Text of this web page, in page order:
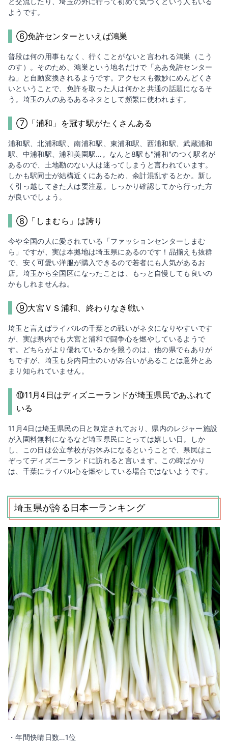
ようです。
⑥免許センターといえば鴻巣
普段は何の用事もなく、行くことがないと言われる鴻巣（こう
のす）。そのため、鴻巣という地名だけで「ああ免許センター
ね」と自動変換されるようです。アクセスも微妙にめんどくさ
いということで、免許を取った人は何かと共通の話題になるそ
う。埼玉の人のあるあるネタとして頻繁に使われます。
⑦「浦和」を冠す駅がたくさんある
浦和駅、北浦和駅、南浦和駅、東浦和駅、西浦和駅、武蔵浦和
駅、中浦和駅、浦和美園駅…。なんと8駅も"浦和"のつく駅名が
あるので、土地勘のない人は迷ってしまうと言われています。
しかも駅同士が結構近くにあるため、余計混乱するとか。新し
く引っ越してきた人は要注意。しっかり確認してから行った方
が良いでしょう。
⑧「しまむら」は誇り
今や全国の人に愛されている「ファッションセンターしまむ
ら」ですが、実は本拠地は埼玉県にあるのです！品揃えも抜群
で、安く可愛い洋服が購入できるので若者にも人気があるお
店。埼玉から全国区になったことは、もっと自慢しても良いの
かもしれませんね。
⑨大宮ＶＳ浦和、終わりなき戦い
埼玉と言えばライバルの千葉との戦いがネタになりやすいです
が、実は県内でも大宮と浦和で闘争心を燃やしているようで
す。どちらがより優れているかを競うのは、他の県でもありが
ちですが、埼玉も身内同士のいがみ合いがあることは意外とあ
まり知られていません。
⑩11月4日はディズニーランドが埼玉県民であふれて
いる
11月4日は埼玉県民の日と制定されており、県内のレジャー施設
が入園料無料になるなど埼玉県民にとっては嬉しい日。しか
し、この日は公立学校がお休みになるということで、県民はこ
ぞってディズニーランドに訪れると言います。この時ばかり
は、千葉にライバル心を燃やしている場合ではないようです。
埼玉県が誇る日本一ランキング
・年間快晴日数…1位